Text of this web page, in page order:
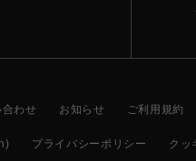
わせ お知らせ ご利用規約
プライバシーポリシー クッ